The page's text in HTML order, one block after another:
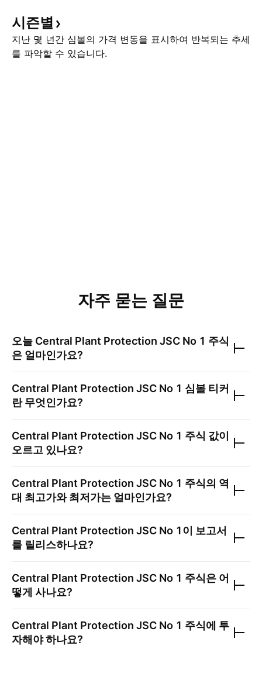
시즌별
지난 몇 년간 심볼의 가격 변동을 표시하여 반복되는 추세
를 파악할 수 있습니다.
자주 묻는 질문
오늘 Central Plant Protection JSC No 1 주식
은 얼마인가요?
Central Plant Protection JSC No 1 심볼 티커
란 무엇인가요?
Central Plant Protection JSC No 1 주식 값이
오르고 있나요?
Central Plant Protection JSC No 1 주식의 역
대 최고가와 최저가는 얼마인가요?
Central Plant Protection JSC No 1이 보고서
를 릴리스하나요?
Central Plant Protection JSC No 1 주식은 어
떻게 사나요?
Central Plant Protection JSC No 1 주식에 투
자해야 하나요?